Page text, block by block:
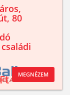
80
MEGNÉZEM